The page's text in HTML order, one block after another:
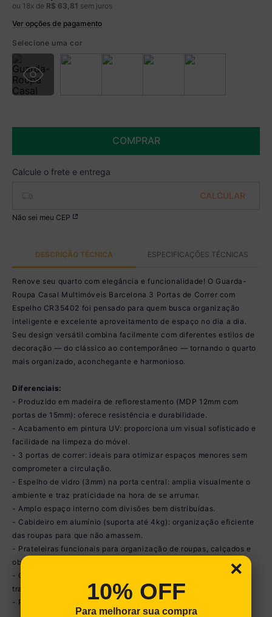
ou 18x de R$ 63 81 sem juros
Ver opções de pagamento
Boleto
R$ 949,99 à vista no Boleto
Você economiza
Selecione uma cor
COMPRAR
Não sei meu CEP
DESCRIÇÃO TÉCNICA ESPECIFICAÇÕES TÉCNICAS
Renove seu quarto com elegância e funcionalidade! O Guarda-
Roupa Casal Multimóveis Barcelona 3 Portas de Correr com
Espelho CR35402 foi pensado para quem busca organização
inteligente e excelente aproveitamento de espaço no dia a dia.
Seu design versátil combina facilmente com diferentes estilos de
decoração — do clássico ao contemporâneo — tornando o quarto
mais organizado, aconchegante e harmonioso.
Diferenciais:
- Produzido em madeira de reflorestamento (MDP 12mm com
portas de 15mm): oferece resistência e durabilidade.
- Acabamento em pintura UV: proporciona um visual sofisticado e
facilidade na limpeza do móvel.
- 3 portas de correr: ideais para otimizar espaços menores sem
comprometer a circulação.
- Espelho de vidro (3mm) na porta central: amplia visualmente o
ambiente e traz praticidade na hora de se arrumar.
- Amplo espaço interno com divisões bem distribuídas.
- Cabideiro em alumínio (suporta até 4kg): organização eficiente
das roupas para que não amassem.
- Prateleiras funcionais para organização de roupas, calçados e
objetos pessoais.
- Compartimento superior ideal para guardar cobertores e
travesseiros.
- Puxadores em ABS práticos e modernos.
×
10% OFF
Para melhorar sua compra